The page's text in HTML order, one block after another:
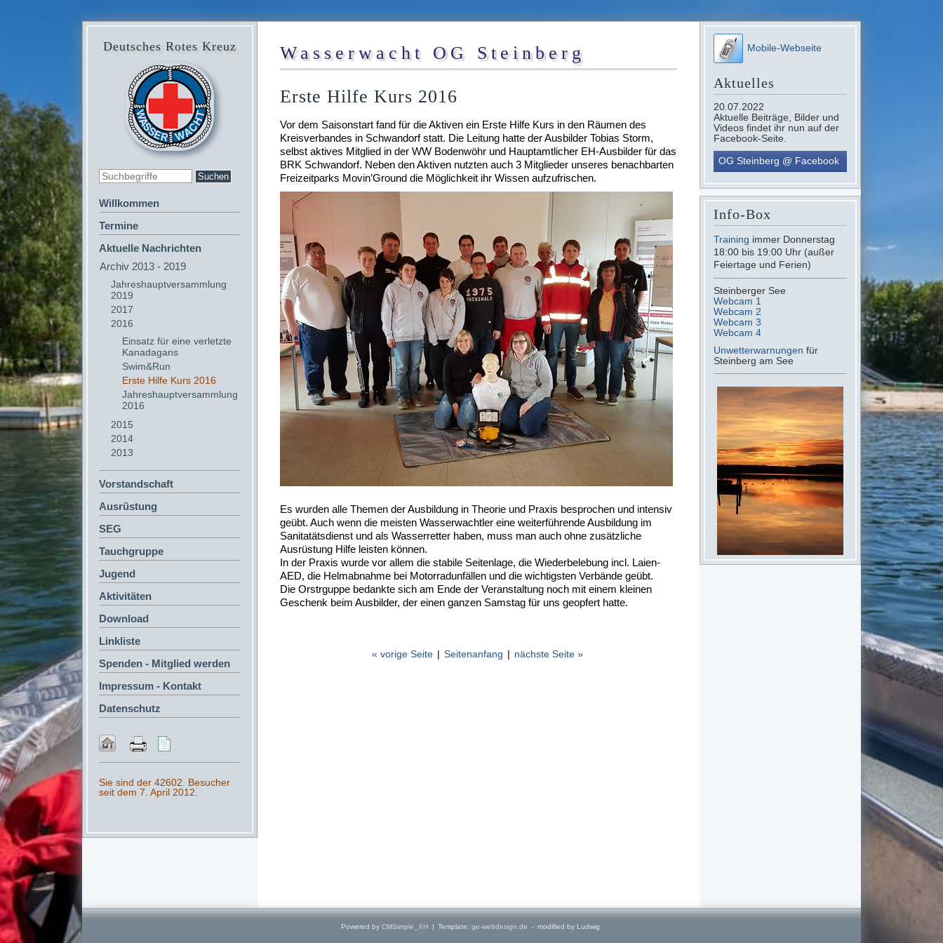
Deutsches Rotes Kreuz
Willkommen
Termine
Aktuelle Nachrichten
Archiv 2013 - 2019
Jahreshauptversammlung
2019
2017
2016
Einsatz für eine verletzte
Kanadagans
Swim&Run
Erste Hilfe Kurs 2016
Jahreshauptversammlung
2016
2015
2014
2013
Vorstandschaft
Ausrüstung
SEG
Tauchgruppe
Jugend
Aktivitäten
Download
Linkliste
Spenden - Mitglied werden
Impressum - Kontakt
Datenschutz
Sie sind der 42602. Besucher
seit dem 7. April 2012.
Wasserwacht OG Steinberg
Erste Hilfe Kurs 2016
Vor dem Saisonstart fand für die Aktiven ein Erste Hilfe Kurs in den Räumen des
Kreisverbandes in Schwandorf statt. Die Leitung hatte der Ausbilder Tobias Storm,
selbst aktives Mitglied in der WW Bodenwöhr und Hauptamtlicher EH-Ausbilder für das
BRK Schwandorf. Neben den Aktiven nutzten auch 3 Mitglieder unseres benachbarten
Freizeitparks Movin’Ground die Möglichkeit ihr Wissen aufzufrischen.
Es wurden alle Themen der Ausbildung in Theorie und Praxis besprochen und intensiv
geübt. Auch wenn die meisten Wasserwachtler eine weiterführende Ausbildung im
Sanitatätsdienst und als Wasserretter haben, muss man auch ohne zusätzliche
Ausrüstung Hilfe leisten können.
In der Praxis wurde vor allem die stabile Seitenlage, die Wiederbelebung incl. Laien-
AED, die Helmabnahme bei Motorradunfällen und die wichtigsten Verbände geübt.
Die Orstrguppe bedankte sich am Ende der Veranstaltung noch mit einem kleinen
Geschenk beim Ausbilder, der einen ganzen Samstag für uns geopfert hatte.
« vorige Seite | Seitenanfang | nächste Seite »
Mobile-Webseite
Aktuelles
20.07.2022
Aktuelle Beiträge, Bilder und
Videos findet ihr nun auf der
Facebook-Seite.
OG Steinberg @ Facebook
Info-Box
Training immer Donnerstag
18:00 bis 19:00 Uhr (außer
Feiertage und Ferien)
Steinberger See
Webcam 1
Webcam 2
Webcam 3
Webcam 4
Unwetterwarnungen für
Steinberg am See
Powered by CMSimple_XH | Template: ge-webdesign.de - modified by Ludwig